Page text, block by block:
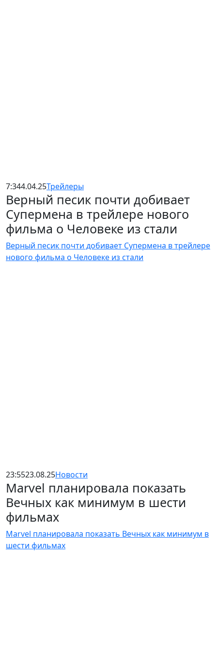
7:344.04.25Трейлеры
Верный песик почти добивает
Супермена в трейлере нового
фильма о Человеке из стали
Верный песик почти добивает Супермена в трейлере
нового фильма о Человеке из стали
23:5523.08.25Новости
Marvel планировала показать
Вечных как минимум в шести
фильмах
Marvel планировала показать Вечных как минимум в
шести фильмах